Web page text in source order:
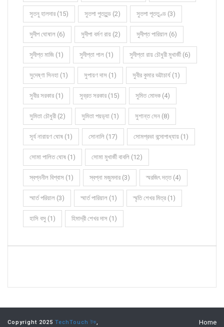
সুতনু হালদার (15) সুতপা পুততুন্ড (2) সুতপা পূততুণ্ড (3)
সুদীপ ঘোষাল (6) সুদীপা বর্মণ রায় (2) সুদীপ্ত পারিয়াল (6)
সুদীপ্ত মাজি (1) সুদীপ্তা পাল (1) সুদীপ্তা রায় চৌধুরী মুখার্জী (6)
সুদেষ্ণা সিনহা (1) সুপায়ণ দাস (1) সুবীর কুমার ভট্টাচার্য (1)
সুবীর সরকার (1) সুব্রত সরকার (15) সুমিত মোদক (4)
সুমিতা চৌধুরী (2) সুমিতা পয়ড়্যা (1) সুশান্ত সেন (8)
সূর্য নারায়ণ ঘোষ (1) সোনালি (17) সোমপ্রভা বন্দোপাধ্যায় (1)
সোমা পালিত ঘোষ (1) সোমা মুখার্জী বাবলি (12)
স্বপ্ননীল বিশ্বাস (1) স্বপ্না মজুমদার (3) স্মরজিৎ দত্ত (4)
স্মার্ত পরিয়াল (3) স্মার্ত পারিয়াল (1) স্মৃতি শেখর মিত্র (1)
হাসি বসু (1) হিমাদ্রী শেখর দাস (1)
Copyright 2025 TechTouch টক, Home